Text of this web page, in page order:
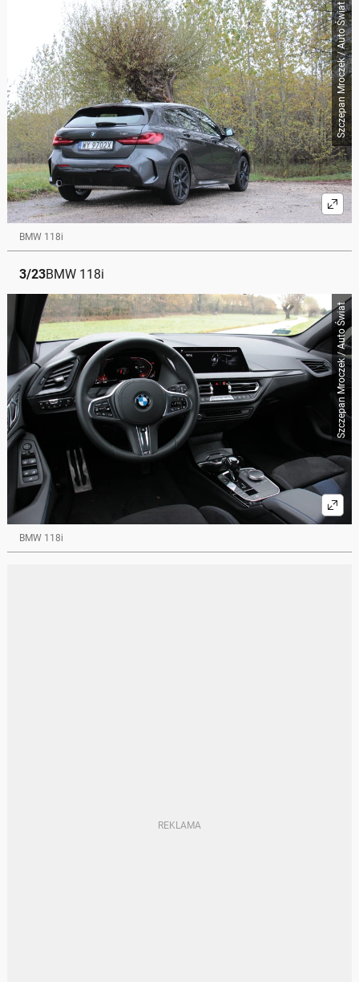
Szczepan Mroczek / Auto Świat
BMW 118i
3/23BMW 118i
Szczepan Mroczek / Auto Świat
BMW 118i